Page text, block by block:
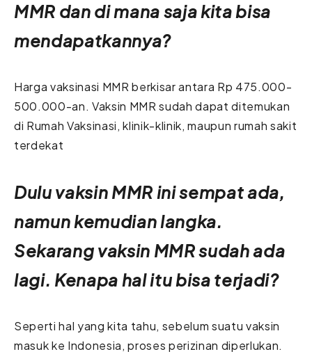
MMR dan di mana saja kita bisa
mendapatkannya?
Harga vaksinasi MMR berkisar antara Rp 475.000-
500.000-an. Vaksin MMR sudah dapat ditemukan
di Rumah Vaksinasi, klinik-klinik, maupun rumah sakit
terdekat
Dulu vaksin MMR ini sempat ada,
namun kemudian langka.
Sekarang vaksin MMR sudah ada
lagi. Kenapa hal itu bisa terjadi?
Seperti hal yang kita tahu, sebelum suatu vaksin
masuk ke Indonesia, proses perizinan diperlukan.